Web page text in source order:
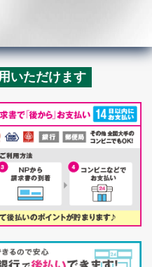
いただけます